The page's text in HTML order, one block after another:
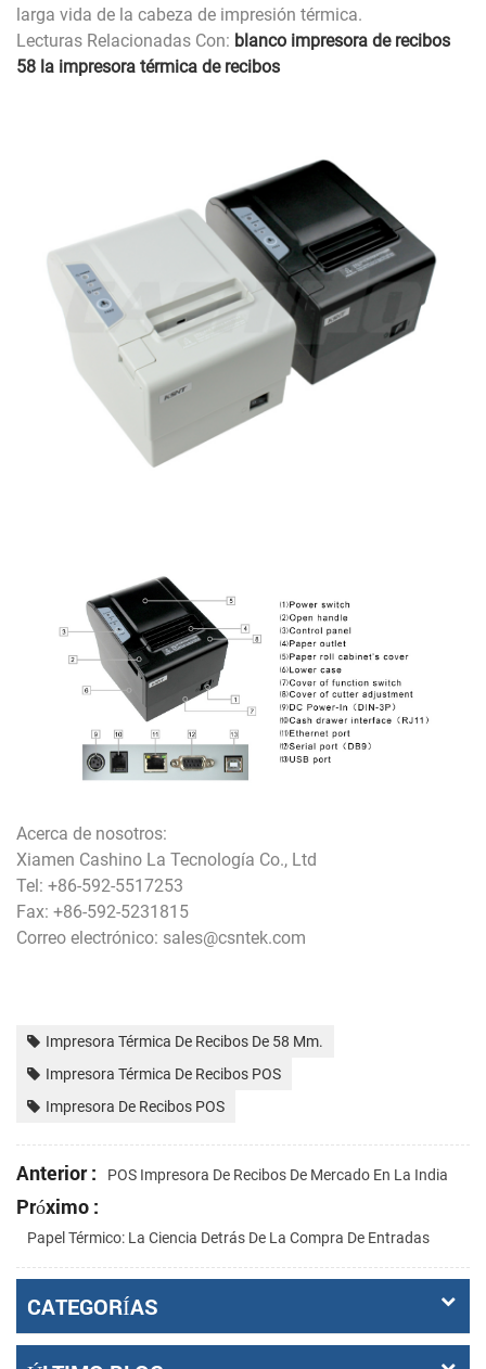
larga vida de la cabeza de impresión térmica.
Lecturas Relacionadas Con: blanco impresora de recibos
58 la impresora térmica de recibos
Acerca de nosotros:
Xiamen Cashino La Tecnología Co., Ltd
Tel: +86-592-5517253
Fax: +86-592-5231815
Correo electrónico: sales@csntek.com
Impresora Térmica De Recibos De 58 Mm.
Impresora Térmica De Recibos POS
Impresora De Recibos POS
Anterior : POS Impresora De Recibos De Mercado En La India
Próximo :
Papel Térmico: La Ciencia Detrás De La Compra De Entradas
CATEGORÍAS